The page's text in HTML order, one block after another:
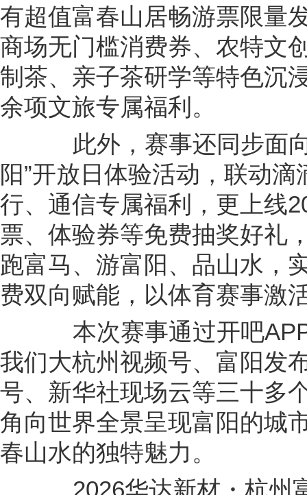
有超值富春山居畅游票限量
商场无门槛消费券、农特文
制茶、亲子茶研学等特色沉
余项文旅专属福利。
此外，赛事还同步面向
阳”开放日体验活动，联动
行、通信专属福利，更上线
票、体验券等免费抽奖好礼
跑富马、游富阳、品山水，
费双向赋能，以体育赛事激
本次赛事通过开吧APP
我们大杭州视频号、富阳发
号、新华社现场云等三十多
角向世界全景呈现富阳的城
春山水的独特魅力。
2026华达新材・杭州